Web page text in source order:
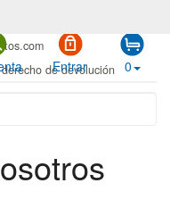
de devolución
Entrar 0